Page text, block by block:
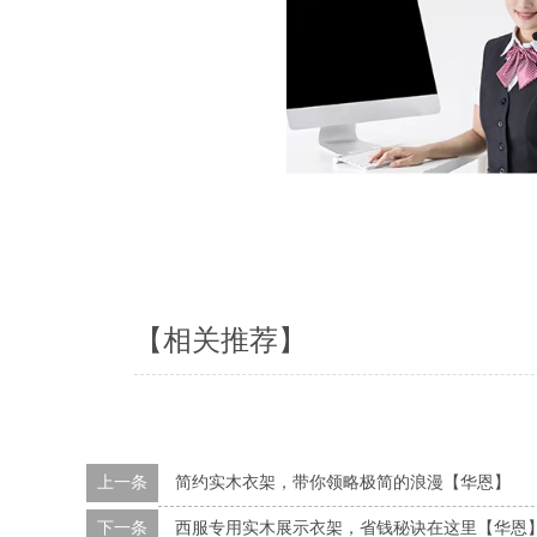
【相关推荐】
上一条 简约实木衣架，带你领略极简的浪漫【华恩】
下一条 西服专用实木展示衣架，省钱秘诀在这里【华恩